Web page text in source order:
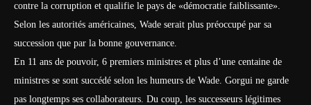
contre la corruption et qualifie le pays de «démocratie faiblissante».
Selon les autorités américaines, Wade serait plus préoccupé par sa
succession que par la bonne gouvernance.
En 11 ans de pouvoir, 6 premiers ministres et plus d’une centaine de
ministres se sont succédé selon les humeurs de Wade. Gorgui ne garde
pas longtemps ses collaborateurs. Du coup, les successeurs légitimes